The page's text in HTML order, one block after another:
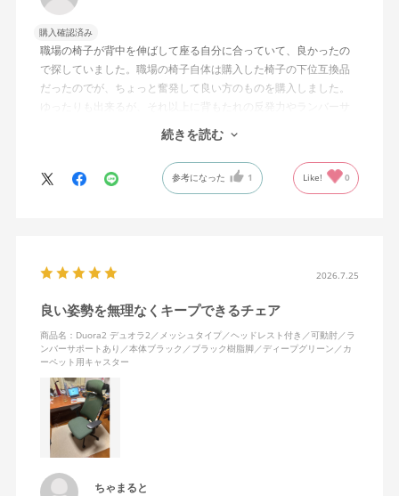
購入確認済み
職場の椅子が背中を伸ばして座る自分に合っていて、良かったの
で探していました。職場の椅子自体は購入した椅子の下位互換品
だったのでが、ちょっと奮発して良い方のものを購入しました。
ゆったりも出来るが、それ以上に背もたれの反発力やランバーサ
ポートを突き出したり出来るので、モニターに向かわす方にも力
が入っていて仕事をするにはすごく良い椅子でした。
続きを読む
参考になった 1 Like! 0
2026.7.25
良い姿勢を無理なくキープできるチェア
商品名：Duora2 デュオラ2／メッシュタイプ／ヘッドレスト付き／可動肘／ラ
ンバーサポートあり／本体ブラック／ブラック樹脂脚／ディープグリーン／カ
ーペット用キャスター
ちゃまると